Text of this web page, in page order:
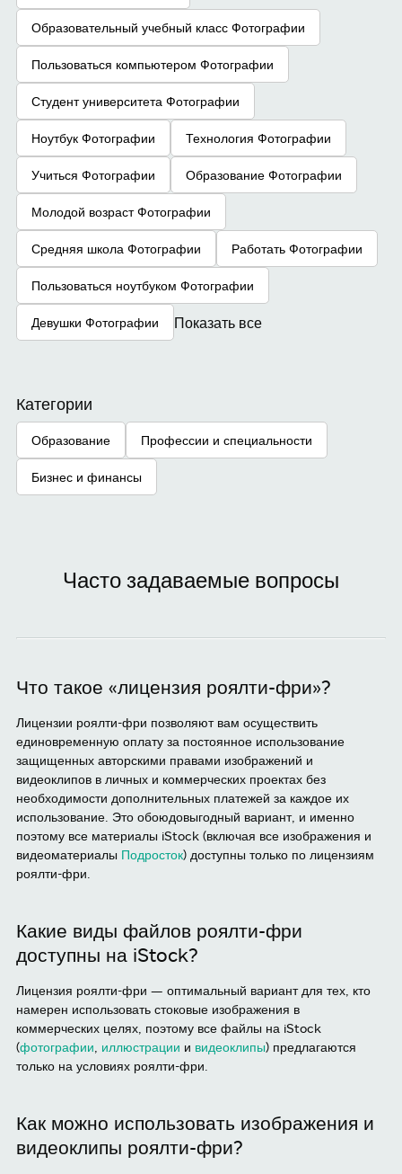
Образовательный учебный класс Фотографии
Пользоваться компьютером Фотографии
Студент университета Фотографии
Ноутбук Фотографии Технология Фотографии
Учиться Фотографии Образование Фотографии
Молодой возраст Фотографии
Средняя школа Фотографии Работать Фотографии
Пользоваться ноутбуком Фотографии
Девушки Фотографии Показать все
Категории
Образование Профессии и специальности
Бизнес и финансы
Часто задаваемые вопросы
Что такое «лицензия роялти-фри»?
Лицензии роялти-фри позволяют вам осуществить
единовременную оплату за постоянное использование
защищенных авторскими правами изображений и
видеоклипов в личных и коммерческих проектах без
необходимости дополнительных платежей за каждое их
использование. Это обоюдовыгодный вариант, и именно
поэтому все материалы iStock (включая все изображения и
видеоматериалы Подросток) доступны только по лицензиям
роялти-фри.
Какие виды файлов роялти-фри
доступны на iStock?
Лицензия роялти-фри — оптимальный вариант для тех, кто
намерен использовать стоковые изображения в
коммерческих целях, поэтому все файлы на iStock
(фотографии иллюстрации и видеоклипы) предлагаются
только на условиях роялти-фри.
Как можно использовать изображения и
видеоклипы роялти-фри?